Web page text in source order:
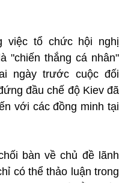
việc tổ chức hội nghị
"chiến thắng cá nhân"
ngày trước cuộc đối
đầu chế độ Kiev đã
với các đồng minh tại
bàn về chủ đề lãnh
có thể thảo luận trong